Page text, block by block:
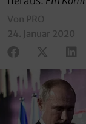
Von PRO
24. Januar 2020